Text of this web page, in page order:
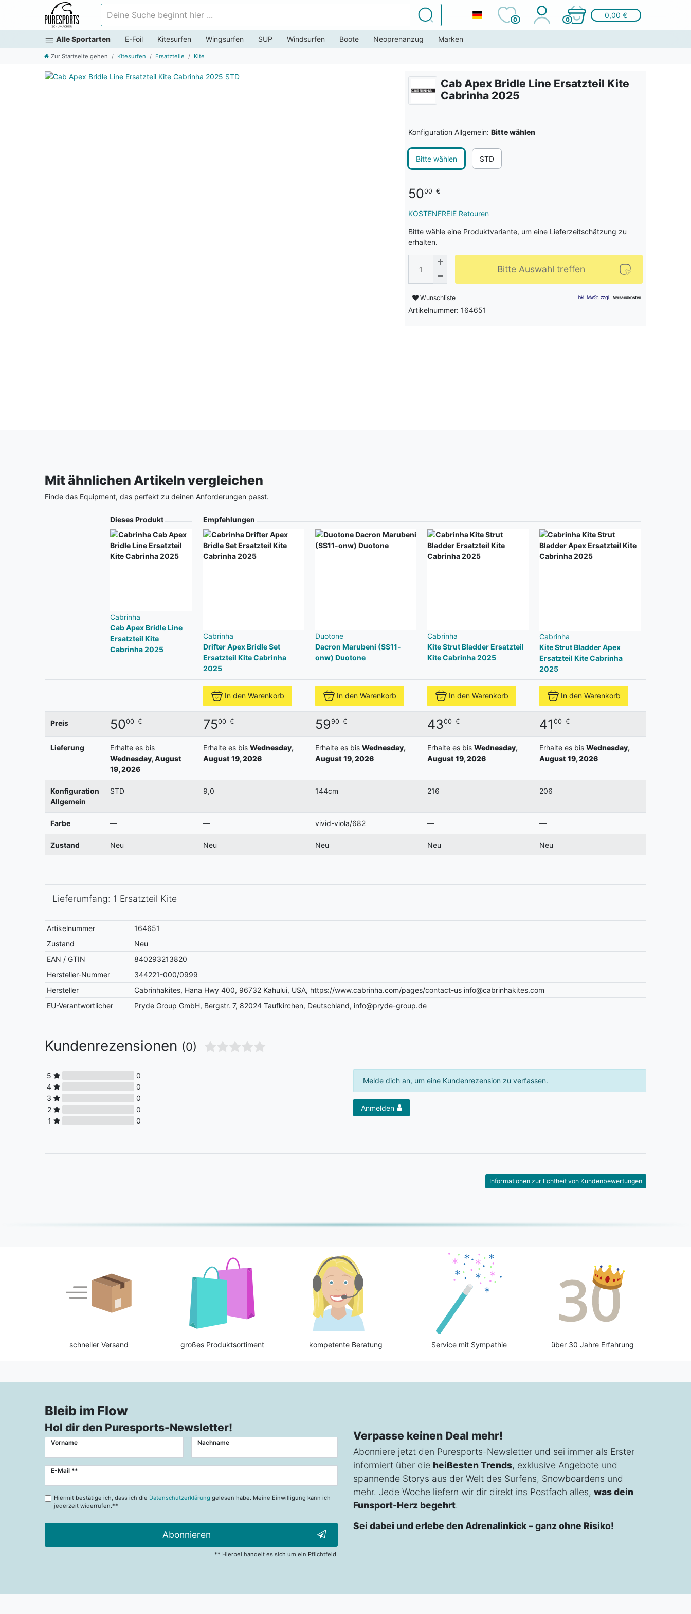
Suchen
0 0
0,00 €
Alle Sportarten E-Foil Kitesurfen Wingsurfen SUP Windsurfen Boote Neoprenanzug Marken
Zur Startseite gehen Kitesurfen Ersatzteile Kite
Cab Apex Bridle Line Ersatzteil Kite
Cabrinha 2025
Konfiguration Allgemein: Bitte wählen
Bitte wählen STD
5000 €
KOSTENFREIE Retouren
Bitte wähle eine Produktvariante, um eine Lieferzeitschätzung zu
erhalten.
Bitte Auswahl treffen
Wunschliste
Artikelnummer: 164651
Mit ähnlichen Artikeln vergleichen
Finde das Equipment, das perfekt zu deinen Anforderungen passt.
Dieses Produkt
Cabrinha
Cab Apex Bridle Line
Ersatzteil Kite
Cabrinha 2025
Empfehlungen
Cabrinha
Drifter Apex Bridle Set
Ersatzteil Kite Cabrinha
2025
Duotone
Dacron Marubeni (SS11-
onw) Duotone
Cabrinha
Kite Strut Bladder Ersatzteil
Kite Cabrinha 2025
Cabrinha
Kite Strut Bladder Apex
Ersatzteil Kite Cabrinha
2025
In den Warenkorb In den Warenkorb In den Warenkorb In den Warenkorb
Preis 5000 € 7500 € 5990 € 4300 € 41 00 €
Lieferung
Erhalte es bis
Wednesday, August
19, 2026
Erhalte es bis Wednesday,
August 19, 2026
Erhalte es bis Wednesday,
August 19, 2026
Erhalte es bis Wednesday,
August 19, 2026
Erhalte es bis Wednesday,
August 19, 2026
Konfiguration
Allgemein
STD 9,0 144cm 216 206
Farbe — — vivid-viola/682 — —
Zustand Neu Neu Neu Neu Neu
Lieferumfang: 1 Ersatzteil Kite
Artikelnummer
164651
Zustand
Neu
EAN / GTIN
840293213820
Hersteller-Nummer
344221-000/0999
Hersteller
Cabrinhakites, Hana Hwy 400, 96732 Kahului, USA, https://www.cabrinha.com/pages/contact-us info@cabrinhakites.com
EU-Verantwortlicher
Pryde Group GmbH, Bergstr. 7, 82024 Taufkirchen, Deutschland, info@pryde-group.de
Kundenrezensionen (0)
5
0
4
0
3
0
2
0
1
0
Melde dich an, um eine Kundenrezension zu verfassen.
Anmelden
Informationen zur Echtheit von Kundenbewertungen
schneller Versand großes Produktsortiment kompetente Beratung Service mit Sympathie über 30 Jahre Erfahrung
Bleib im Flow
Hol dir den Puresports-Newsletter!
Vorname Nachname
E-Mail **
Newsletter
Hiermit bestätige ich, dass ich die Datenschutzerklärung gelesen habe. Meine Einwilligung kann ich
jederzeit widerrufen.**
Abonnieren
** Hierbei handelt es sich um ein Pflichtfeld.
Verpasse keinen Deal mehr!
Abonniere jetzt den Puresports-Newsletter und sei immer als Erster
informiert über die heißesten Trends, exklusive Angebote und
spannende Storys aus der Welt des Surfens, Snowboardens und
mehr. Jede Woche liefern wir dir direkt ins Postfach alles, was dein
Funsport-Herz begehrt.
Sei dabei und erlebe den Adrenalinkick – ganz ohne Risiko!